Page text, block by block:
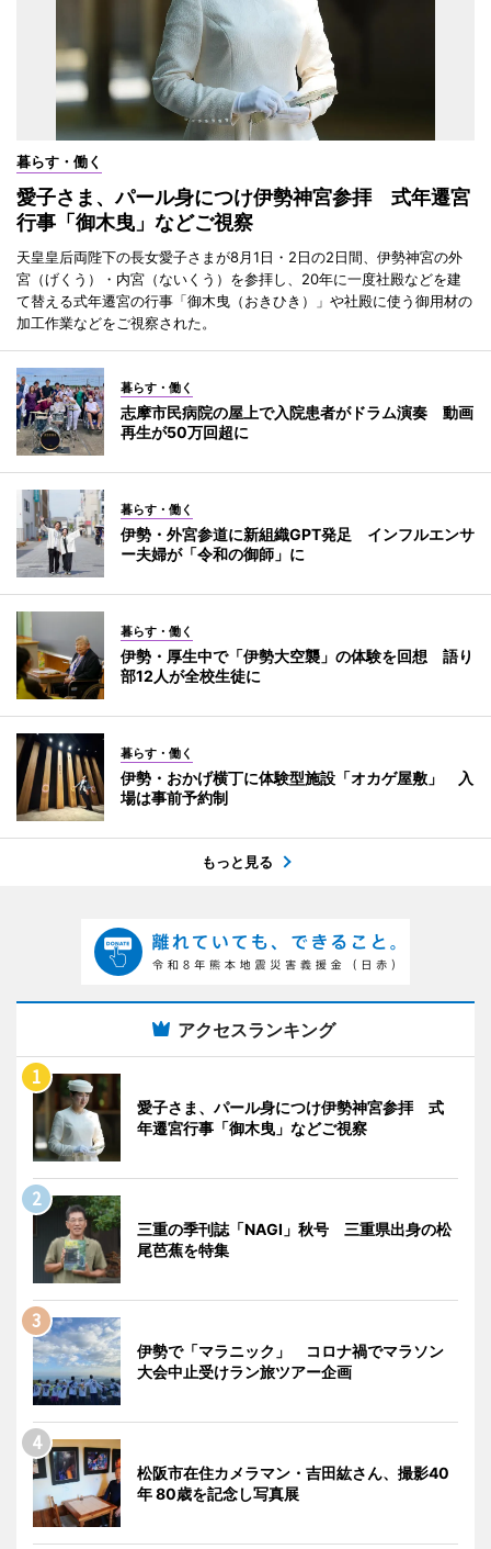
暮らす・働く
愛子さま、パール身につけ伊勢神宮参拝 式年遷宮
行事「御木曳」などご視察
天皇皇后両陛下の長女愛子さまが8月1日・2日の2日間、伊勢神宮の外
宮（げくう）・内宮（ないくう）を参拝し、20年に一度社殿などを建
て替える式年遷宮の行事「御木曳（おきひき）」や社殿に使う御用材の
加工作業などをご視察された。
暮らす・働く
志摩市民病院の屋上で入院患者がドラム演奏 動画
再生が50万回超に
暮らす・働く
伊勢・外宮参道に新組織GPT発足 インフルエンサ
ー夫婦が「令和の御師」に
暮らす・働く
伊勢・厚生中で「伊勢大空襲」の体験を回想 語り
部12人が全校生徒に
暮らす・働く
伊勢・おかげ横丁に体験型施設「オカゲ屋敷」 入
場は事前予約制
もっと見る
アクセスランキング
愛子さま、パール身につけ伊勢神宮参拝 式
年遷宮行事「御木曳」などご視察
三重の季刊誌「NAGI」秋号 三重県出身の松
尾芭蕉を特集
伊勢で「マラニック」 コロナ禍でマラソン
大会中止受けラン旅ツアー企画
松阪市在住カメラマン・吉田紘さん、撮影40
年 80歳を記念し写真展